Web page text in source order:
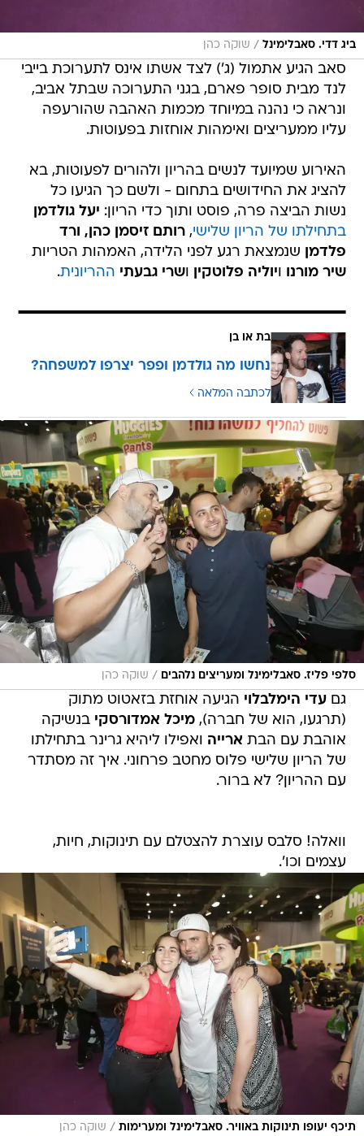
ביג דדי. סאבלימינל / שוקה כהן
סאב הגיע אתמול (ג') לצד אשתו אינס לתערוכת בייבי
לנד מבית סופר פארם, בגני התערוכה שבתל אביב,
ונראה כי נהנה במיוחד מכמות האהבה שהורעפה
עליו ממעריצים ואימהות אוחזות בפעוטות.
האירוע שמיועד לנשים בהריון ולהורים לפעוטות, בא
להציג את החידושים בתחום - ולשם כך הגיעו כל
נשות הביצה פרה, פוסט ותוך כדי הריון: יעל גולדמן
בתחילתו של הריון שלישי,רותם זיסמן כהן, ורד
פלדמן שנמצאת רגע לפני הלידה, האמהות הטריות
שיר מורנו ויוליה פלוטקין ושרי גבעתי ההריונית.
בת או בן
נחשו מה גולדמן ופפר יצרפו למשפחה?
לכתבה המלאה
סלפי פליז. סאבלימינל ומעריצים נלהבים / שוקה כהן
גםעדי הימלבלוי הגיעה אוחזת בזאטוט מתוק
(תרגעו, הוא של חברה),מיכל אמדורסקי בנשיקה
אוהבת עם הבת ארייה ואפילו ליהיא גרינר בתחילתו
של הריון שלישי פלוס מחטב פרחוני. איך זה מסתדר
עם ההריון? לא ברור.
וואלה! סלבס עוצרת להצטלם עם תינוקות, חיות,
עצמים וכו'.
תיכף יעופו תינוקות באוויר. סאבלימינל ומערימות / שוקה כהן